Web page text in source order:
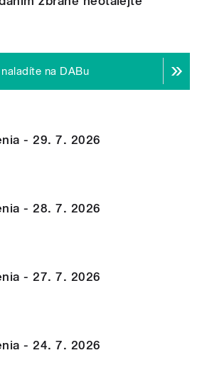
na DABu
- 29. 7. 2026
- 28. 7. 2026
- 27. 7. 2026
- 24. 7. 2026